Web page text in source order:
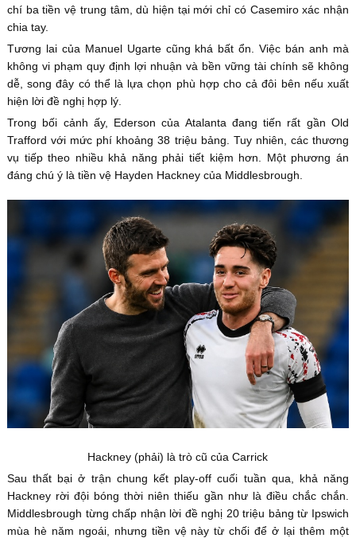
chí ba tiền vệ trung tâm, dù hiện tại mới chỉ có Casemiro xác nhận
chia tay.
Tương lai của Manuel Ugarte cũng khá bất ổn. Việc bán anh mà
không vi phạm quy định lợi nhuận và bền vững tài chính sẽ không
dễ, song đây có thể là lựa chọn phù hợp cho cả đôi bên nếu xuất
hiện lời đề nghị hợp lý.
Trong bối cảnh ấy, Ederson của Atalanta đang tiến rất gần Old
Trafford với mức phí khoảng 38 triệu bảng. Tuy nhiên, các thương
vụ tiếp theo nhiều khả năng phải tiết kiệm hơn. Một phương án
đáng chú ý là tiền vệ Hayden Hackney của Middlesbrough.
Hackney (phải) là trò cũ của Carrick
Sau thất bại ở trận chung kết play-off cuối tuần qua, khả năng
Hackney rời đội bóng thời niên thiếu gần như là điều chắc chắn.
Middlesbrough từng chấp nhận lời đề nghị 20 triệu bảng từ Ipswich
mùa hè năm ngoái, nhưng tiền vệ này từ chối để ở lại thêm một